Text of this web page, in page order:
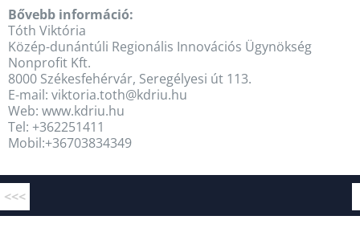
Bővebb információ:
Tóth Viktória
Közép-dunántúli Regionális Innovációs Ügynökség
Nonprofit Kft.
8000 Székesfehérvár, Seregélyesi út 113.
E-mail: viktoria.toth@kdriu.hu
Web: www.kdriu.hu
Tel: +362251411
Mobil:+36703834349
<<<